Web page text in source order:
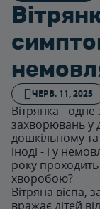
ЧЕРВ. 11, 2025
Вітрянка -
захворювань у
дошкільному
іноді - і у
року
хворобою?
Вітряна віспа,
вражає дітей